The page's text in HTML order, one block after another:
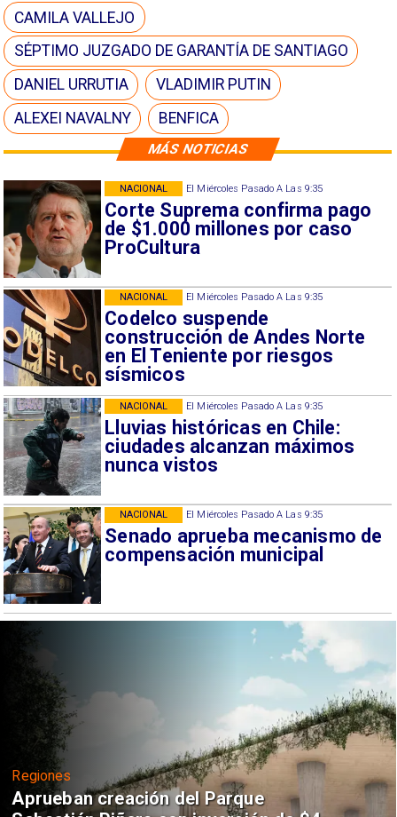
MÁS NOTICIAS
El Miércoles Pasado A Las 9:35
Corte Suprema confirma pago
de $1.000 millones por caso
ProCultura
NACIONAL
El Miércoles Pasado A Las 9:35
Codelco suspende
construcción de Andes Norte
en El Teniente por riesgos
sísmicos
NACIONAL
El Miércoles Pasado A Las 9:35
Lluvias históricas en Chile:
ciudades alcanzan máximos
nunca vistos
NACIONAL
El Miércoles Pasado A Las 9:35
Senado aprueba mecanismo de
compensación municipal
NACIONAL
CAMILA VALLEJO
SÉPTIMO JUZGADO DE GARANTÍA DE SANTIAGO
DANIEL URRUTIA
VLADIMIR PUTIN
ALEXEI NAVALNY
BENFICA
Regiones
Aprueban creación del Parque